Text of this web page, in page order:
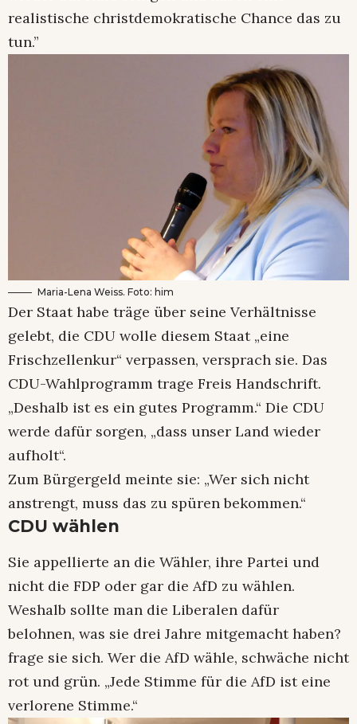
realistische christdemokratische Chance das zu
tun.”
Maria-Lena Weiss. Foto: him
Der Staat habe träge über seine Verhältnisse
gelebt, die CDU wolle diesem Staat „eine
Frischzellenkur“ verpassen, versprach sie. Das
CDU-Wahlprogramm trage Freis Handschrift.
„Deshalb ist es ein gutes Programm.“ Die CDU
werde dafür sorgen, „dass unser Land wieder
aufholt“.
Zum Bürgergeld meinte sie: „Wer sich nicht
anstrengt, muss das zu spüren bekommen.“
CDU wählen
Sie appellierte an die Wähler, ihre Partei und
nicht die FDP oder gar die AfD zu wählen.
Weshalb sollte man die Liberalen dafür
belohnen, was sie drei Jahre mitgemacht haben?
frage sie sich. Wer die AfD wähle, schwäche nicht
rot und grün. „Jede Stimme für die AfD ist eine
verlorene Stimme.“